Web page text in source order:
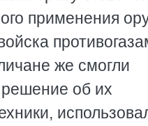
применения
же смогли
решение об их